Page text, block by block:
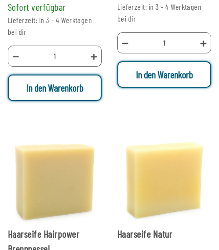
Sofort verfügbar
Lieferzeit: in 3 - 4 Werktagen
bei dir
In den Warenkorb
Lieferzeit: in 3 - 4 Werktagen
bei dir
In den Warenkorb
Haarseife Hairpower
Haarseife Natur